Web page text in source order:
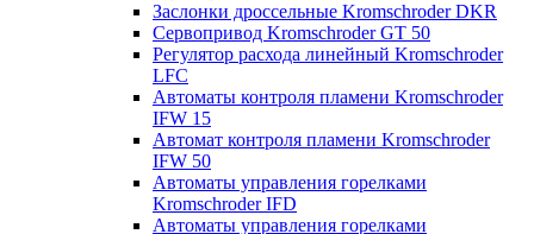
Заслонки дроссельные Kromschroder DKR
Cервопривод Kromschroder GT 50
Регулятор расхода линейный Kromschroder
LFC
Автоматы контроля пламени Kromschroder
IFW 15
Автомат контроля пламени Kromschroder
IFW 50
Автоматы управления горелками
Kromschroder IFD
Автоматы управления горелками